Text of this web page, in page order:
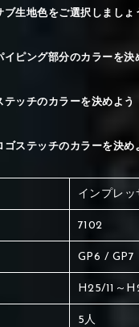
生地色をご選択しましょ
ピング部分のカラーを決
ッチのカラーを決めよう
ステッチのカラーを決め
インプレッ
7102
GP6 / GP7
H25/11～
5人